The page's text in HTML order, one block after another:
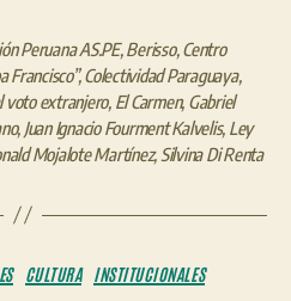
Peruana AS.PE,Berisso,Centro
Francisco”,Colectividad Paraguaya,
voto extranjero, El Carmen, Gabriel
, Juan Ignacio Fourment Kalvelis, Ley
Mojalote Martínez, Silvina Di Renta
Categorías
CULTURA INSTITUCIONALES